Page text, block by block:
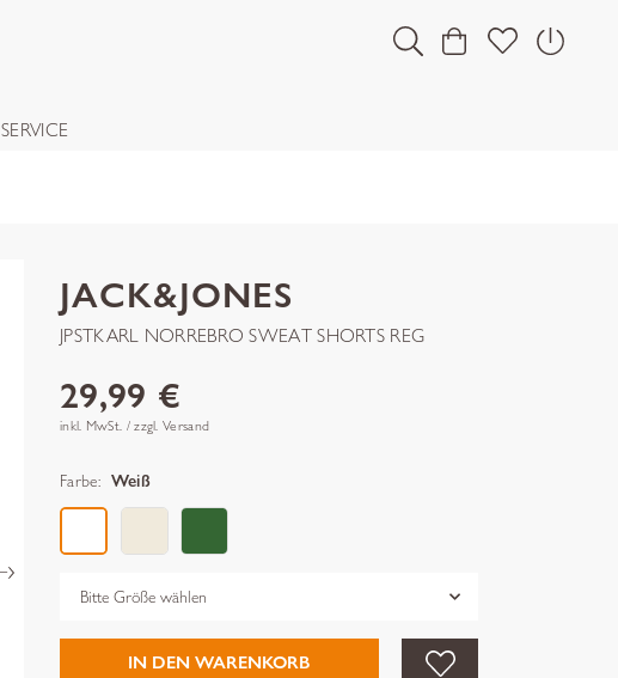
SERVICE
JACK&JONES
JPSTKARL NORREBRO SWEAT SHORTS REG
29,99 €
inkl. MwSt. / zzgl. Versand
Farbe: Weiß
Grösse
IN DEN WARENKORB